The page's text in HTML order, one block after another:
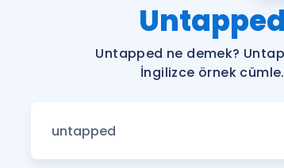
Untapped
Untapped ne demek?
İngilizce örnek